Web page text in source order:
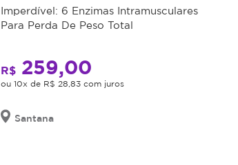
Imperdível: 6 Enzimas Intramusculares
Para Perda De Peso Total
R$ 259,00
ou 10x de R$ 28,83 com juros
Santana